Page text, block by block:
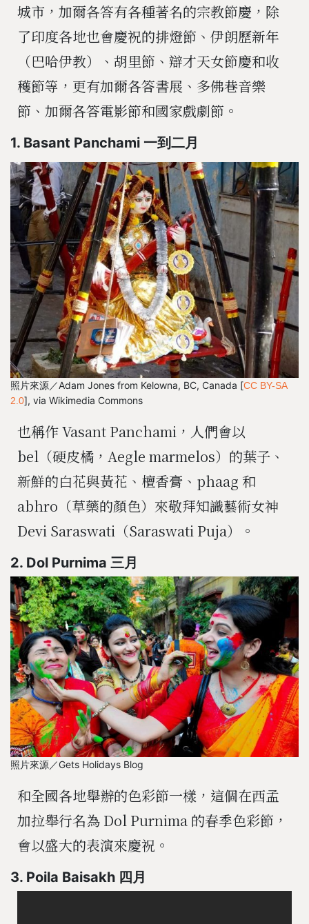
城市，加爾各答有各種著名的宗教節慶，除
了印度各地也會慶祝的排燈節、伊朗歷新年
（巴哈伊教）、胡里節、辯才天女節慶和收
穫節等，更有加爾各答書展、多佛巷音樂
節、加爾各答電影節和國家戲劇節。
1. Basant Panchami 一到二月
照片來源／Adam Jones from Kelowna, BC, Canada [CC BY-SA
2.0], via Wikimedia Commons
也稱作 Vasant Panchami，人們會以
bel（硬皮橘，Aegle marmelos）的葉子、
新鮮的白花與黃花、檀香膏、phaag 和
abhro（草藥的顏色）來敬拜知識藝術女神
Devi Saraswati（Saraswati Puja）。
2. Dol Purnima 三月
照片來源／Gets Holidays Blog
和全國各地舉辦的色彩節一樣，這個在西孟
加拉舉行名為 Dol Purnima 的春季色彩節，
會以盛大的表演來慶祝。
3. Poila Baisakh 四月